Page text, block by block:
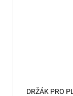
DRŽÁK PRO